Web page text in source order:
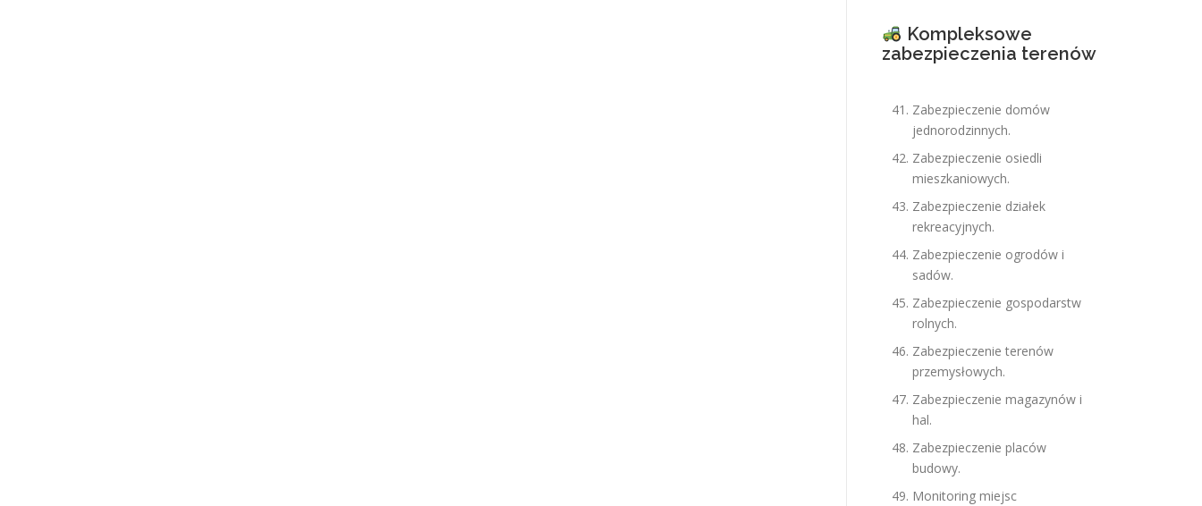
Kompleksowe
zabezpieczenia terenów
Zabezpieczenie domów
jednorodzinnych.
Zabezpieczenie osiedli
mieszkaniowych.
Zabezpieczenie działek
rekreacyjnych.
Zabezpieczenie ogrodów i
sadów.
Zabezpieczenie gospodarstw
rolnych.
Zabezpieczenie terenów
przemysłowych.
Zabezpieczenie magazynów i
hal.
Zabezpieczenie placów
budowy.
Monitoring miejsc